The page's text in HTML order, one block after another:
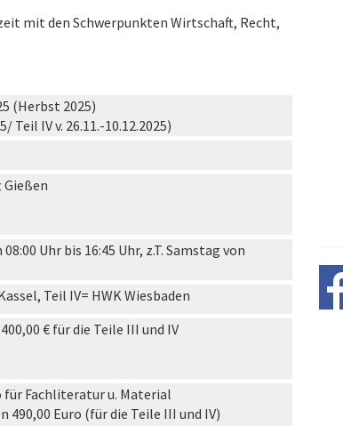
mit den Schwerpunkten Wirtschaft, Recht,
(Herbst 2025)
Teil IV v. 26.11.-10.12.2025)
Uhr bis 16:45 Uhr, z.T. Samstag von
Teil IV= HWK Wiesbaden
€ für die Teile III und IV
für Fachliteratur u. Material
490,00 Euro (für die Teile III und IV)